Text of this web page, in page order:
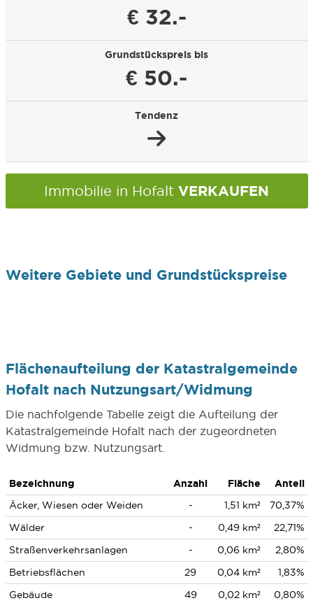
€ 32.-
Grundstückspreis bis
€ 50.-
Tendenz
Immobilie in Hofalt VERKAUFEN
Weitere Gebiete und Grundstückspreise
Flächenaufteilung der Katastralgemeinde
Hofalt nach Nutzungsart/Widmung
Die nachfolgende Tabelle zeigt die Aufteilung der
Katastralgemeinde Hofalt nach der zugeordneten
Widmung bzw. Nutzungsart.
Bezeichnung Anzahl Fläche
Anteil
Äcker, Wiesen oder Weiden
- 1,51 km²
70,37%
Wälder
- 0,49 km²
22,71%
Straßenverkehrsanlagen
- 0,06 km²
2,80%
Betriebsflächen
29 0,04 km²
1,83%
Gebäude
49 0,02 km² 0,80%